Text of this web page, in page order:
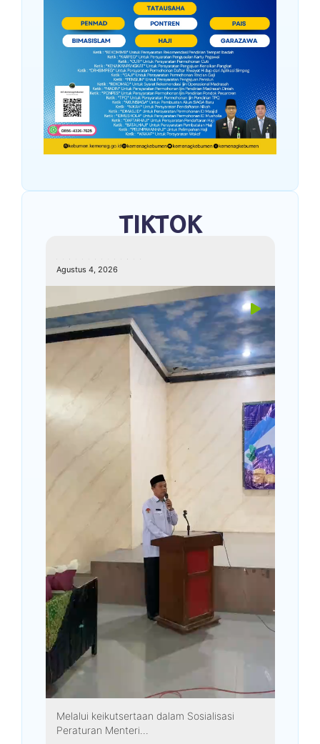
TIKTOK
Agustus 4, 2026
Melalui keikutsertaan dalam Sosialisasi
Peraturan Menteri...